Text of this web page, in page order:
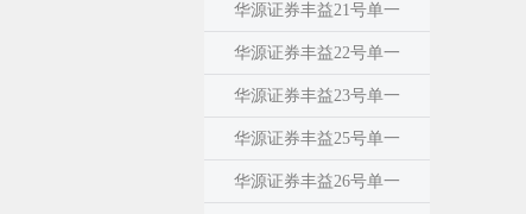
华源证券丰益21号单一
华源证券丰益22号单一
华源证券丰益23号单一
华源证券丰益25号单一
华源证券丰益26号单一